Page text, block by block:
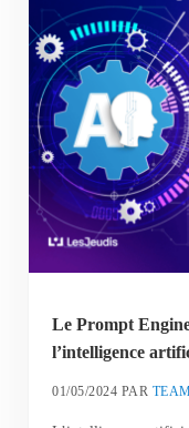
Le Prompt
l’intelligence
01/05/2024 PAR